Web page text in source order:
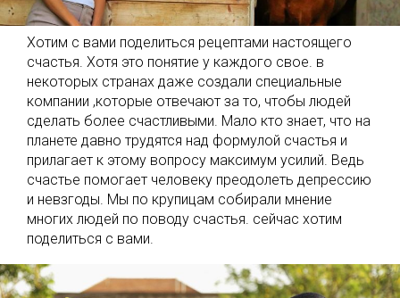
Хотим с вами поделиться рецептами настоящего
счастья. Хотя это понятие у каждого свое. в
некоторых странах даже создали специальные
компании ,которые отвечают за то, чтобы людей
сделать более счастливыми. Мало кто знает, что на
планете давно трудятся над формулой счастья и
прилагает к этому вопросу максимум усилий. Ведь
счастье помогает человеку преодолеть депрессию
и невзгоды. Мы по крупицам собирали мнение
многих людей по поводу счастья. сейчас хотим
поделиться с вами.